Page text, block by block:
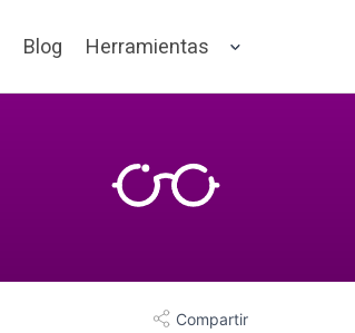
Blog Herramientas
Compartir